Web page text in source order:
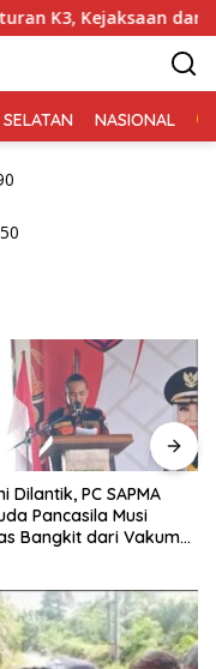
dan Disdik Musi
NASIONAL
Dilantik, PC SAPMA
Pancasila Musi
Bangkit dari Vakum